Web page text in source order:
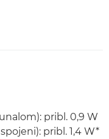
pribl. 0,9 W
pribl. 1,4 W*